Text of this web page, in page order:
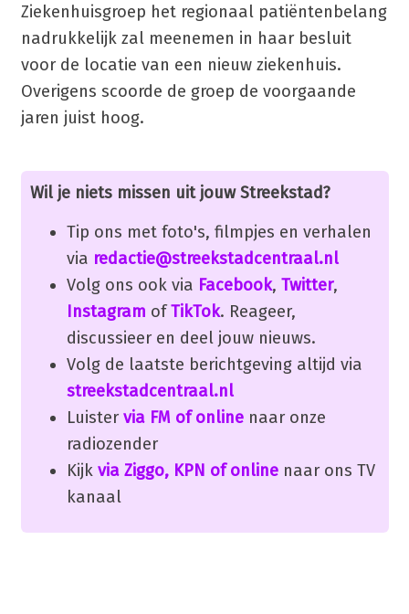
Ziekenhuisgroep het regionaal patiëntenbelang
nadrukkelijk zal meenemen in haar besluit
voor de locatie van een nieuw ziekenhuis.
Overigens scoorde de groep de voorgaande
jaren juist hoog.
Wil je niets missen uit jouw Streekstad?
Tip ons met foto's, filmpjes en verhalen
via redactie@streekstadcentraal.nl
Volg ons ook via Facebook, Twitter,
Instagram ofTikTok. Reageer,
discussieer en deel jouw nieuws.
Volg de laatste berichtgeving altijd via
streekstadcentraal.nl
Luister via FM of onlinenaar onze
radiozender
Kijk via Ziggo, KPN of onlinenaar ons TV
kanaal